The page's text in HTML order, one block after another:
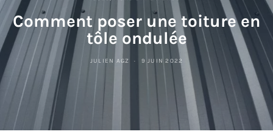
Comment poser une toiture en
tôle ondulée
JULIEN AGZ 9 JUIN 2022